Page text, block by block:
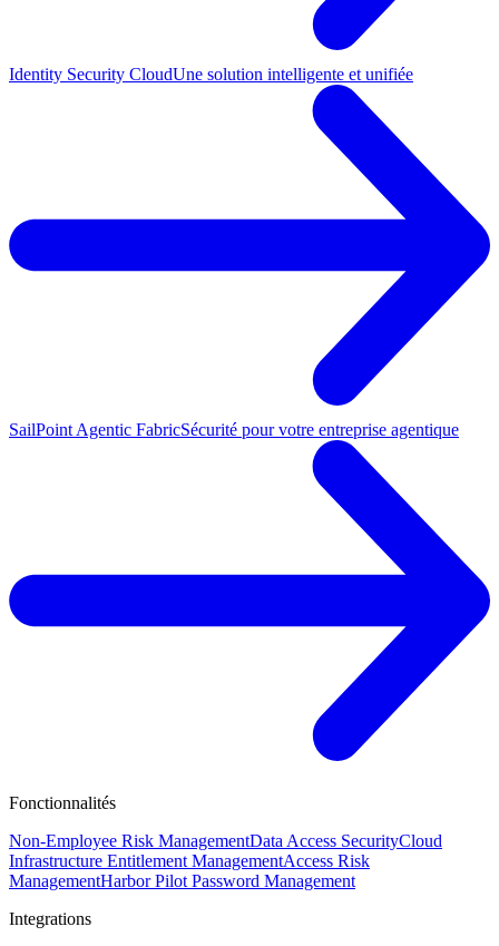
Identity Security CloudUne solution intelligente et unifiée
SailPoint Agentic FabricSécurité pour votre entreprise agentique
Fonctionnalités
Non-Employee Risk ManagementData Access SecurityCloud
Infrastructure Entitlement ManagementAccess Risk
ManagementHarbor Pilot Password Management
Integrations